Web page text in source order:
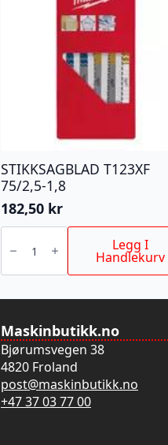
STIKKSAGBLAD T123XF
75/2,5-1,8
182,50 kr
STIKKSAGBLAD
75/2,5-
antall
Legg I
Handlekurv
Maskinbutikk.no
Bjørumsvegen 38
4820 Froland
post@maskinbutikk.no
+47 37 03 77 00